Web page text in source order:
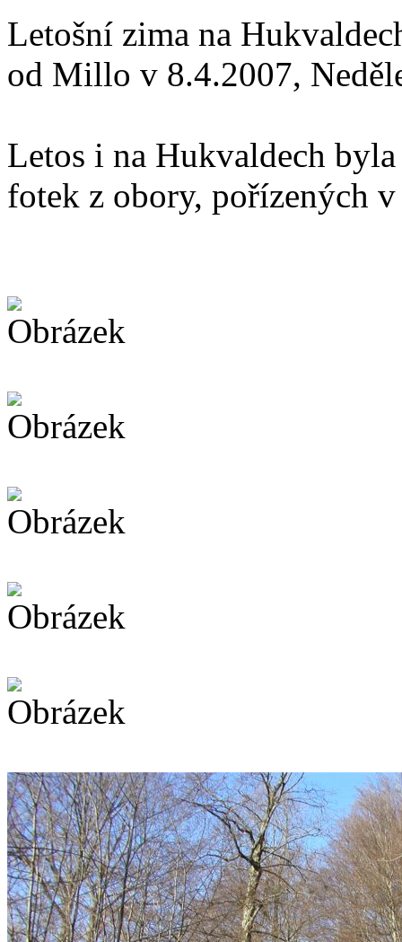
Letošní zima na
od Millo v 8.4.2007,
Letos i na Hukvaldech
fotek z obory, pořízených